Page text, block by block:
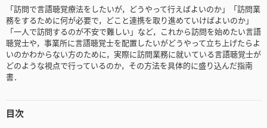
「訪問で言語聴覚療法をしたいが，どうやって行えばよいのか」「訪問業
務をするために何が必要で，どこと連携を取り進めていけばよいのか」
「一人で訪問するのが不安で難しい」など，これから訪問を始めたい言語
聴覚士や，事業所に言語聴覚士を配置したいがどうやって立ち上げたらよ
いのかわからない方のために，実際に訪問業務に就いている言語聴覚士が
どのような視点で行っているのか，その方法を具体的に盛り込んだ指南
書．
目次